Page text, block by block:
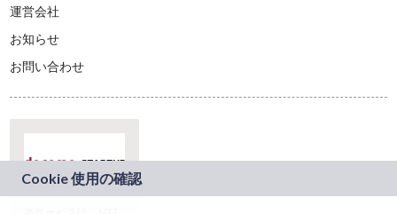
運営会社
お知らせ
お問い合わせ